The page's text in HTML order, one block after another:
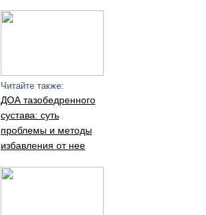
Читайте также:
ДОА тазобедренного
сустава: суть
проблемы и методы
избавления от нее